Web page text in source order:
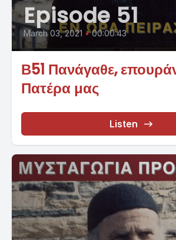
Episode 51
March 03, 2021 • 00:00:43
Β51 Πανάγαθε,
Πατέρα μας
Listen